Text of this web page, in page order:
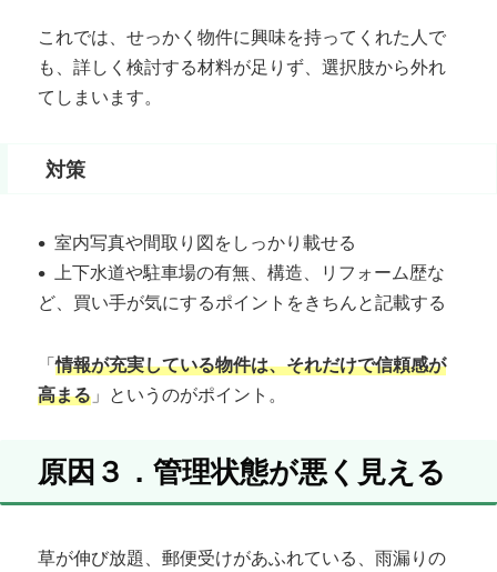
これでは、せっかく物件に興味を持ってくれた人で
も、詳しく検討する材料が足りず、選択肢から外れ
てしまいます。
対策
• 室内写真や間取り図をしっかり載せる
• 上下水道や駐車場の有無、構造、リフォーム歴な
ど、買い手が気にするポイントをきちんと記載する
「情報が充実している物件は、それだけで信頼感が
高まる」というのがポイント。
原因３．管理状態が悪く見える
草が伸び放題、郵便受けがあふれている、雨漏りの